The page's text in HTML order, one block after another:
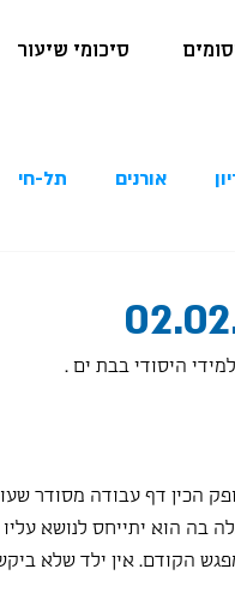
סיכומי שיעור
אורנים תל-חי
הכין דף עבודה מסודר
הוא יתייחס לנושא
הקודם. אין ילד שלא